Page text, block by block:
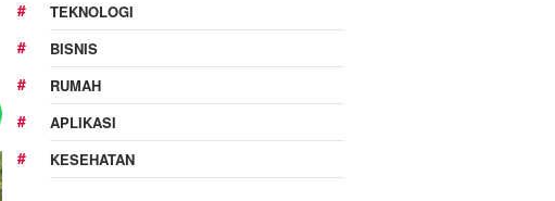
TEKNOLOGI
BISNIS
RUMAH
APLIKASI
KESEHATAN